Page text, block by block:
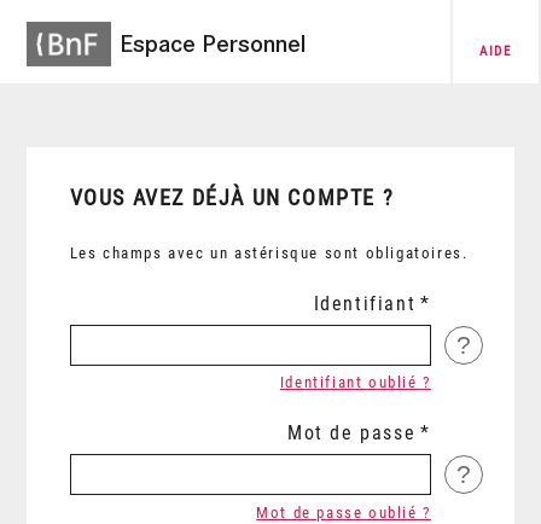
Espace Personnel AIDE
VOUS AVEZ DÉJÀ UN COMPTE ?
Les champs avec un astérisque sont obligatoires.
Identifiant
?
Identifiant oublié ?
Mot de passe
?
Mot de passe oublié ?